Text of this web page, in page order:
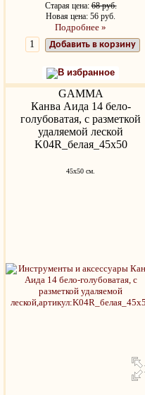
Старая цена:68 руб.
Новая цена: 56 руб.
Подробнее »
Добавить в корзину
В избранное
GAMMA
Канва Аида 14 бело-
голубоватая, с разметкой
удаляемой леской
K04R_белая_45x50
45x50 см.